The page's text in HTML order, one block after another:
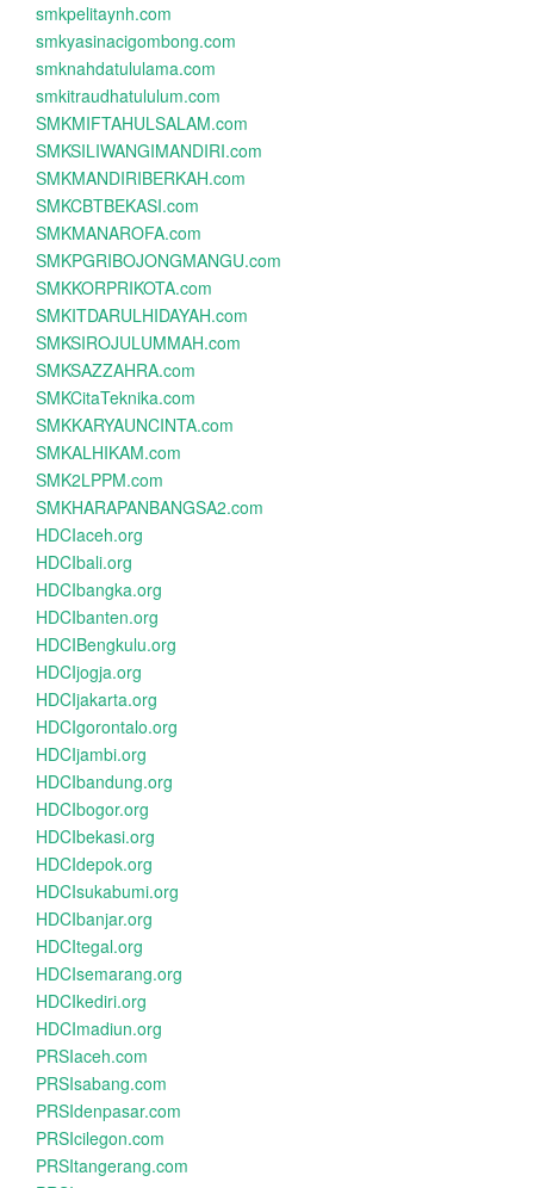
smkpelitaynh.com
smkyasinacigombong.com
smknahdatululama.com
smkitraudhatululum.com
SMKMIFTAHULSALAM.com
SMKSILIWANGIMANDIRI.com
SMKMANDIRIBERKAH.com
SMKCBTBEKASI.com
SMKMANAROFA.com
SMKPGRIBOJONGMANGU.com
SMKKORPRIKOTA.com
SMKITDARULHIDAYAH.com
SMKSIROJULUMMAH.com
SMKSAZZAHRA.com
SMKCitaTeknika.com
SMKKARYAUNCINTA.com
SMKALHIKAM.com
SMK2LPPM.com
SMKHARAPANBANGSA2.com
HDCIaceh.org
HDCIbali.org
HDCIbangka.org
HDCIbanten.org
HDCIBengkulu.org
HDCIjogja.org
HDCIjakarta.org
HDCIgorontalo.org
HDCIjambi.org
HDCIbandung.org
HDCIbogor.org
HDCIbekasi.org
HDCIdepok.org
HDCIsukabumi.org
HDCIbanjar.org
HDCItegal.org
HDCIsemarang.org
HDCIkediri.org
HDCImadiun.org
PRSIaceh.com
PRSIsabang.com
PRSIdenpasar.com
PRSIcilegon.com
PRSItangerang.com